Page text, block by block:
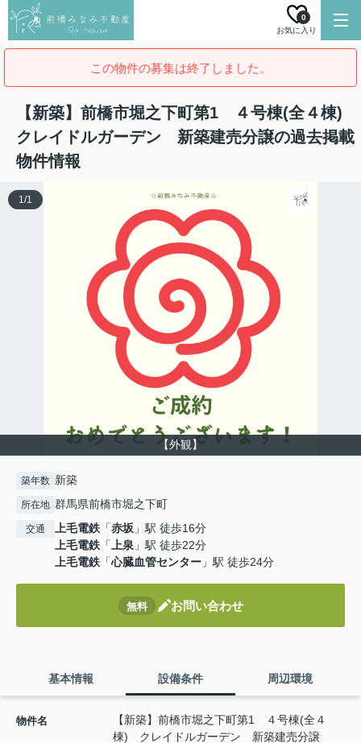
お気に入り
0
この物件の募集は終了しました。
【新築】前橋市堀之下町第1 ４号棟(全４棟)
クレイドルガーデン 新築建売分譲の過去掲載
物件情報
【外観】
1/1
築年数 新築
所在地 群馬県前橋市堀之下町
交通 上毛電鉄 「赤坂 」駅 徒歩16分
上毛電鉄 「上泉 」駅 徒歩22分
上毛電鉄 「心臓血管センター 」駅 徒歩24分
無料 お問い合わせ
基本情報 設備条件 周辺環境
物件名
【新築】前橋市堀之下町第1 ４号棟(全４
棟) クレイドルガーデン 新築建売分譲